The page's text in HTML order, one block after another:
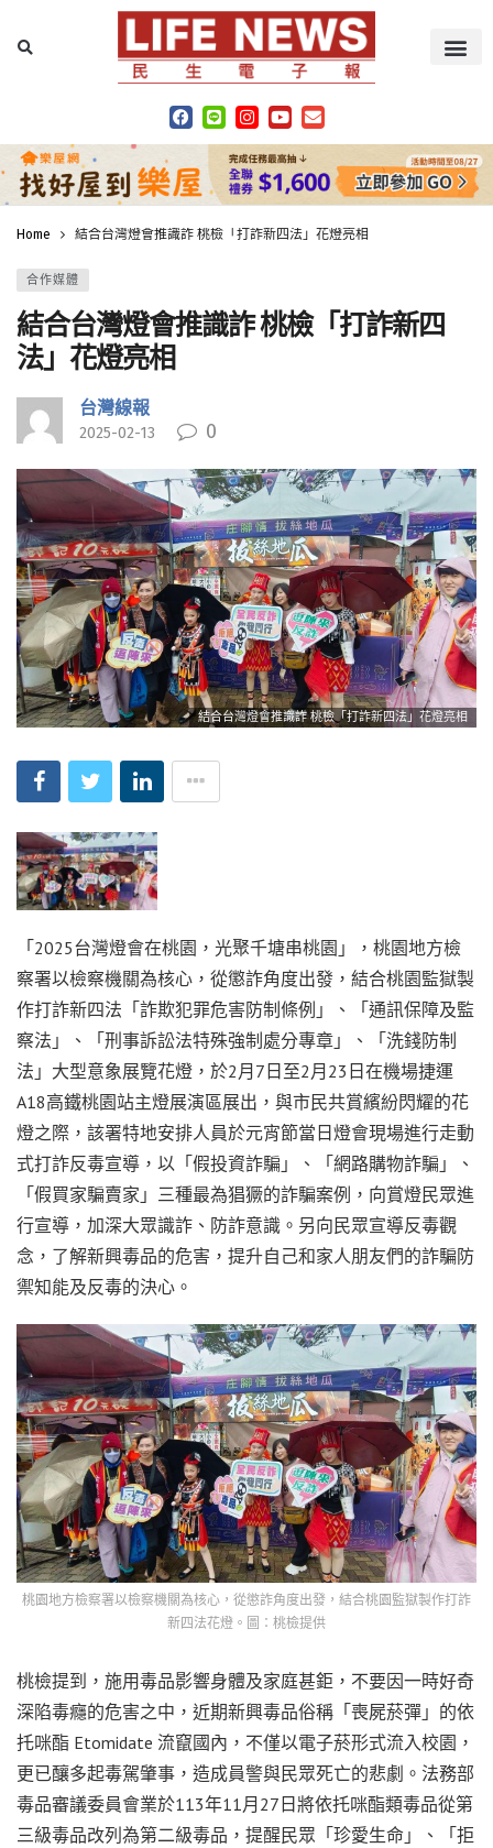
Home 結合台灣燈會推識詐 桃檢「打詐新四法」花燈亮相
合作媒體
結合台灣燈會推識詐 桃檢「打詐新四
法」花燈亮相
台灣線報
2025-02-13 0
結合台灣燈會推識詐 桃檢「打詐新四法」花燈亮相
「2025台灣燈會在桃園，光聚千塘串桃園」，桃園地方檢
察署以檢察機關為核心，從懲詐角度出發，結合桃園監獄製
作打詐新四法「詐欺犯罪危害防制條例」、「通訊保障及監
察法」、「刑事訴訟法特殊強制處分專章」、「洗錢防制
法」大型意象展覽花燈，於2月7日至2月23日在機場捷運
A18高鐵桃園站主燈展演區展出，與市民共賞繽紛閃耀的花
燈之際，該署特地安排人員於元宵節當日燈會現場進行走動
式打詐反毒宣導，以「假投資詐騙」、「網路購物詐騙」、
「假買家騙賣家」三種最為猖獗的詐騙案例，向賞燈民眾進
行宣導，加深大眾識詐、防詐意識。另向民眾宣導反毒觀
念，了解新興毒品的危害，提升自己和家人朋友們的詐騙防
禦知能及反毒的決心。
桃園地方檢察署以檢察機關為核心，從懲詐角度出發，結合桃園監獄製作打詐
新四法花燈。圖：桃檢提供
桃檢提到，施用毒品影響身體及家庭甚鉅，不要因一時好奇
深陷毒癮的危害之中，近期新興毒品俗稱「喪屍菸彈」的依
托咪酯 Etomidate 流竄國內，不僅以電子菸形式流入校園，
更已釀多起毒駕肇事，造成員警與民眾死亡的悲劇。法務部
毒品審議委員會業於113年11月27日將依托咪酯類毒品從第
三級毒品改列為第二級毒品，提醒民眾「珍愛生命」、「拒